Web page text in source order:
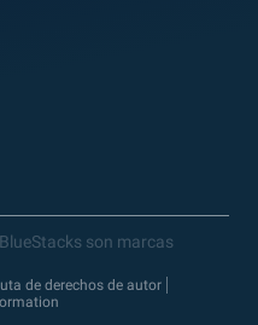
son marcas
de derechos de autor